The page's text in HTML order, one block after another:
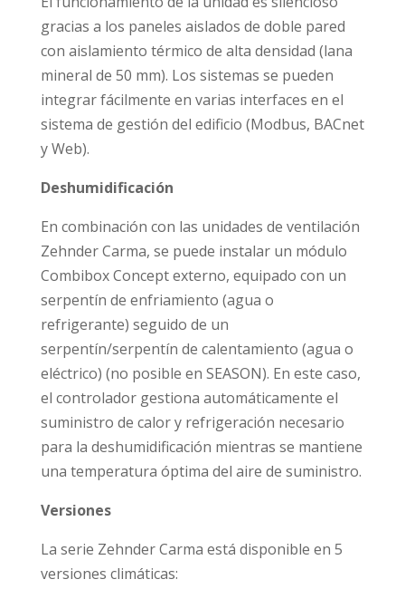
gracias a los paneles aislados de doble pared
con aislamiento térmico de alta densidad (lana
mineral de 50 mm). Los sistemas se pueden
integrar fácilmente en varias interfaces en el
sistema de gestión del edificio (Modbus, BACnet
y Web).
Deshumidificación
En combinación con las unidades de ventilación
Zehnder Carma, se puede instalar un módulo
Combibox Concept externo, equipado con un
serpentín de enfriamiento (agua o
refrigerante) seguido de un
serpentín/serpentín de calentamiento (agua o
eléctrico) (no posible en SEASON). En este caso,
el controlador gestiona automáticamente el
suministro de calor y refrigeración necesario
para la deshumidificación mientras se mantiene
una temperatura óptima del aire de suministro.
Versiones
La serie Zehnder Carma está disponible en 5
versiones climáticas: